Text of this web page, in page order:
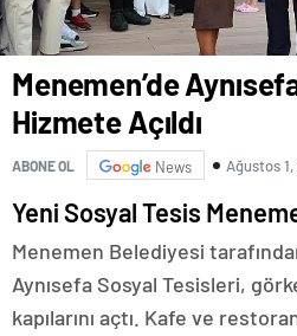
Menemen’de
Hizmete Açıldı
ABONE OL News Ağustos
Yeni Sosyal Tesis
Menemen Belediyesi
Aynısefa Sosyal Tesisleri,
kapılarını açtı. Kafe ve